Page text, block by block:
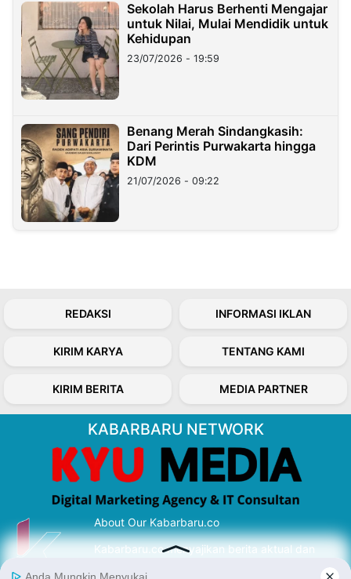
Sekolah Harus Berhenti Mengajar
untuk Nilai, Mulai Mendidik untuk
Kehidupan
23/07/2026 - 19:59
Benang Merah Sindangkasih:
Dari Perintis Purwakarta hingga
KDM
21/07/2026 - 09:22
REDAKSI INFORMASI IKLAN
KIRIM KARYA TENTANG KAMI
KIRIM BERITA MEDIA PARTNER
KABARBARU NETWORK
About Our Kabarbaru.co
Kabarbaru.co menyajikan berita aktual dan